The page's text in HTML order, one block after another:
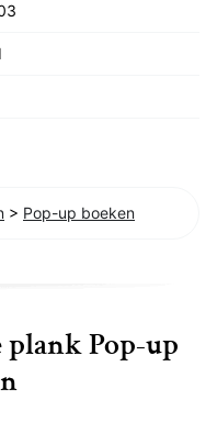
> Pop-up boeken
plank Pop-up